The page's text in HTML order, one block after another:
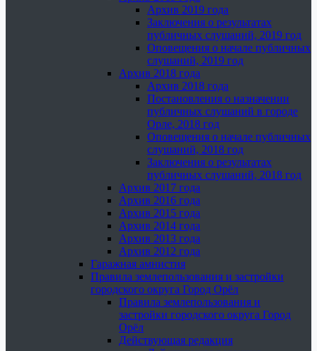
Архив 2019 года
Заключения о результатах
публичных слушаний, 2019 год
Оповещения о начале публичных
слушаний, 2019 год
Архив 2018 года
Архив 2018 года
Постановления о назначении
публичных слушаний в городе
Орле, 2018 год
Оповещения о начале публичных
слушаний, 2018 год
Заключения о результатах
публичных слушаний, 2018 год
Архив 2017 года
Архив 2016 года
Архив 2015 года
Архив 2014 года
Архив 2013 года
Архив 2012 года
Гаражная амнистия
Правила землепользования и застройки
городского округа Город Орёл
Правила землепользования и
застройки городского округа Город
Орёл
Действующая редакция